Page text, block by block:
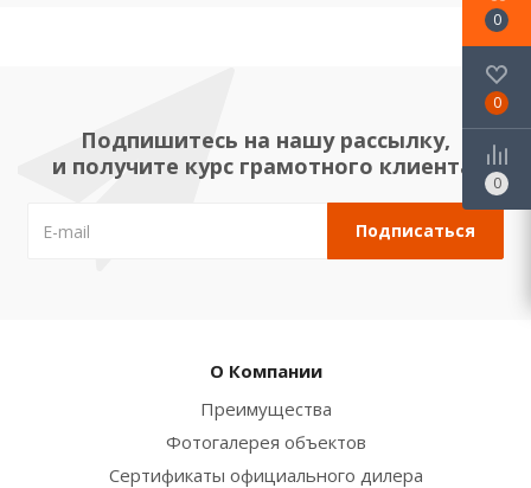
Подпишитесь на нашу рассылку,
и получите курс грамотного клиента!
О Компании
Преимущества
Фотогалерея объектов
Сертификаты официального дилера
0
0
0